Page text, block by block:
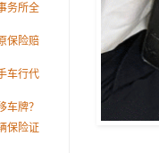
务所全
保险赔
车行代
车牌？
保险证